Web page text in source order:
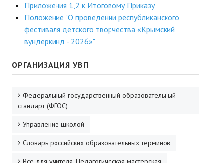
ИНСТИТУТ
Противодействие коррупции
В ПОМОЩЬ УЧИТЕЛЮ
Организация УВП
Приложения 1,2 к Итоговому Приказу
Положение "О проведении республиканского
фестиваля детского творчества «Крымский
вундеркинд - 2026»"
ОРГАНИЗАЦИЯ УВП
Федеральный государственный образовательный
стандарт (ФГОС)
Управление школой
Словарь российских образовательных терминов
Все для учителя. Педагогическая мастерская